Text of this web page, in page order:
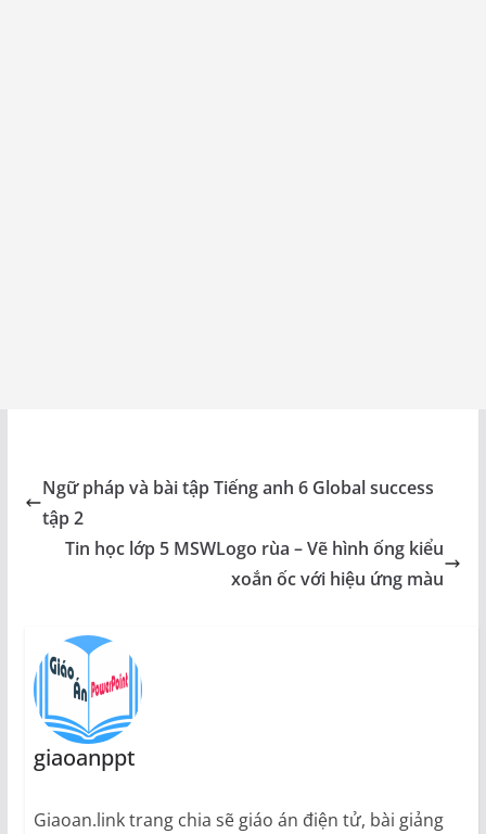
Ngữ pháp và bài tập Tiếng anh 6 Global success
tập 2
Tin học lớp 5 MSWLogo rùa – Vẽ hình ống kiểu
xoắn ốc với hiệu ứng màu
giaoanppt
Giaoan.link trang chia sẽ giáo án điện tử, bài giảng